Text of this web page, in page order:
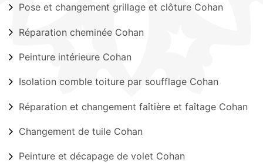
Pose et changement grillage et clôture Cohan
Réparation cheminée Cohan
Peinture intérieure Cohan
Isolation comble toiture par soufflage Cohan
Réparation et changement faîtière et faîtage Cohan
Changement de tuile Cohan
Peinture et décapage de volet Cohan